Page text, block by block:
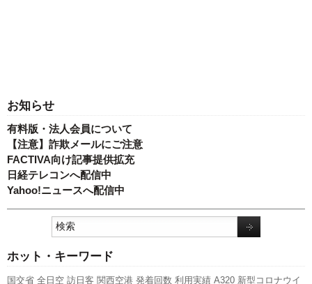
お知らせ
有料版・法人会員について
【注意】詐欺メールにご注意
FACTIVA向け記事提供拡充
日経テレコンへ配信中
Yahoo!ニュースへ配信中
ホット・キーワード
国交省 全日空 訪日客 関西空港 発着回数 利用実績 A320 新型コロナウイ